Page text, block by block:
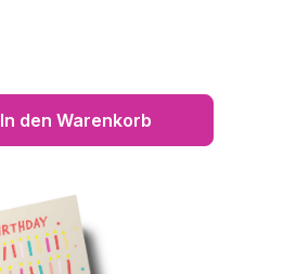
In den Warenkorb